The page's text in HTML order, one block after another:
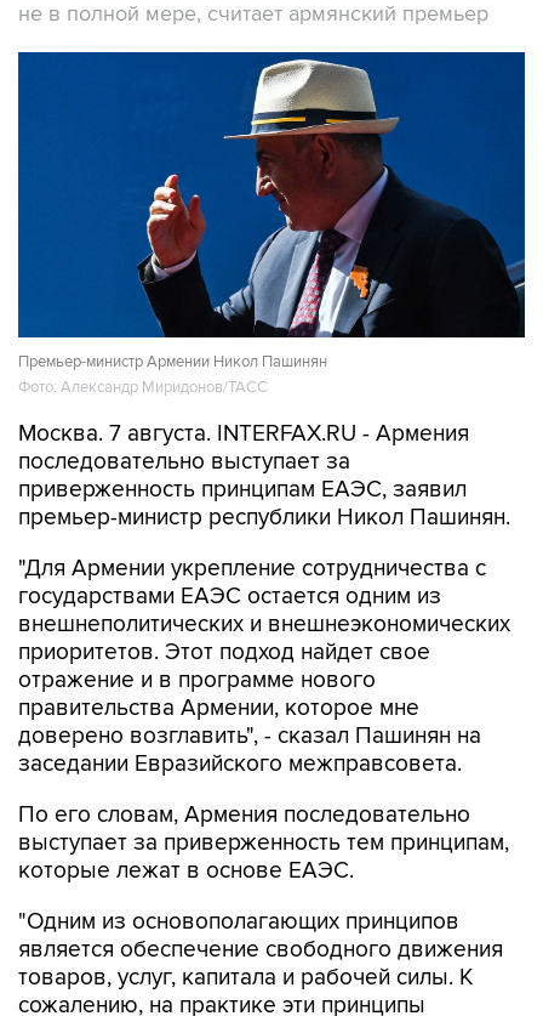
не в полной мере, считает армянский премьер
Премьер-министр Армении Никол Пашинян
Фото: Александр Миридонов/ТАСС
Москва. 7 августа. INTERFAX.RU - Армения
последовательно выступает за
приверженность принципам ЕАЭС, заявил
премьер-министр республики Никол Пашинян.
"Для Армении укрепление сотрудничества с
государствами ЕАЭС остается одним из
внешнеполитических и внешнеэкономических
приоритетов. Этот подход найдет свое
отражение и в программе нового
правительства Армении, которое мне
доверено возглавить", - сказал Пашинян на
заседании Евразийского межправсовета.
По его словам, Армения последовательно
выступает за приверженность тем принципам,
которые лежат в основе ЕАЭС.
"Одним из основополагающих принципов
является обеспечение свободного движения
товаров, услуг, капитала и рабочей силы. К
сожалению, на практике эти принципы